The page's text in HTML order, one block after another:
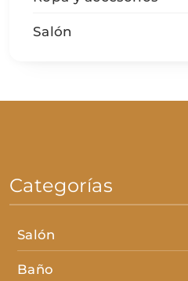
Salón
Categorías
Salón
Baño